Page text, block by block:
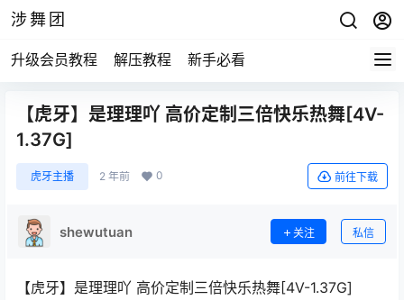
涉舞团
升级会员教程 解压教程 新手必看
【虎牙】是理理吖 高价定制三倍快乐热舞[4V-
1.37G]
虎牙主播 2 年前 0 前往下载
shewutuan 关注 私信
【虎牙】是理理吖 高价定制三倍快乐热舞[4V-1.37G]